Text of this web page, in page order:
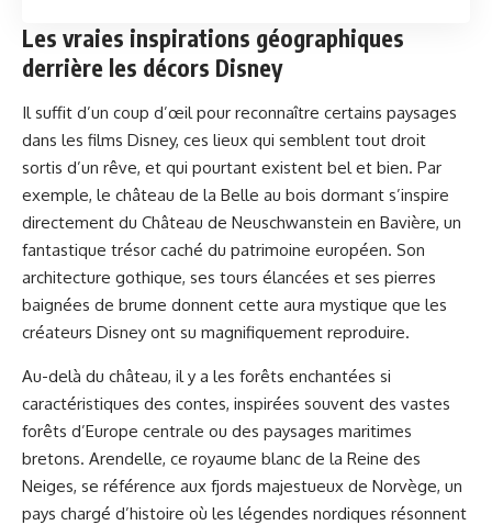
Les vraies inspirations géographiques
derrière les décors Disney
Il suffit d’un coup d’œil pour reconnaître certains paysages
dans les films Disney, ces lieux qui semblent tout droit
sortis d’un rêve, et qui pourtant existent bel et bien. Par
exemple, le château de la Belle au bois dormant s’inspire
directement du Château de Neuschwanstein en Bavière, un
fantastique trésor caché du patrimoine européen. Son
architecture gothique, ses tours élancées et ses pierres
baignées de brume donnent cette aura mystique que les
créateurs Disney ont su magnifiquement reproduire.
Au-delà du château, il y a les forêts enchantées si
caractéristiques des contes, inspirées souvent des vastes
forêts d’Europe centrale ou des paysages maritimes
bretons. Arendelle, ce royaume blanc de la Reine des
Neiges, se référence aux fjords majestueux de Norvège, un
pays chargé d’histoire où les légendes nordiques résonnent